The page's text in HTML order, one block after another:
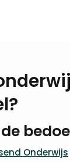
Onderwijs